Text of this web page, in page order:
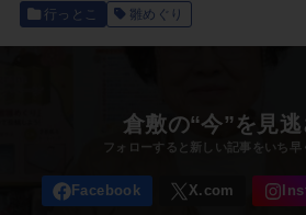
行っとこ 雛めぐり